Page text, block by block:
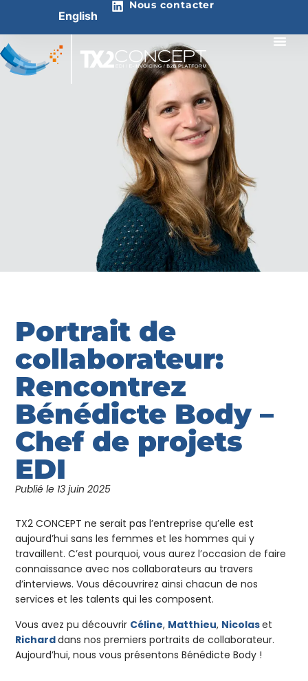
English
Nous contacter
Portrait de
collaborateur:
Rencontrez
Bénédicte Body –
Chef de projets
EDI
Publié le 13 juin 2025
TX2 CONCEPT ne serait pas l’entreprise qu’elle est
aujourd’hui sans les femmes et les hommes qui y
travaillent. C’est pourquoi, vous aurez l’occasion de faire
connaissance avec nos collaborateurs au travers
d’interviews. Vous découvrirez ainsi chacun de nos
services et les talents qui les composent.
Vous avez pu découvrir Céline, Matthieu, Nicolaset
Richarddans nos premiers portraits de collaborateur.
Aujourd’hui, nous vous présentons Bénédicte Body !